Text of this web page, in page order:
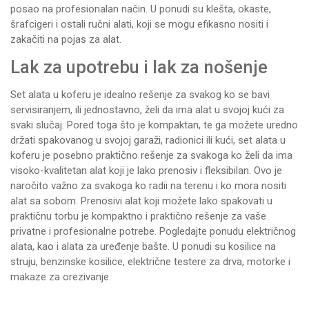
posao na profesionalan način. U ponudi su klešta, okaste,
šrafcigeri i ostali ručni alati, koji se mogu efikasno nositi i
zakačiti na pojas za alat.
Lak za upotrebu i lak za nošenje
Set alata u koferu je idealno rešenje za svakog ko se bavi
servisiranjem, ili jednostavno, želi da ima alat u svojoj kući za
svaki slučaj. Pored toga što je kompaktan, te ga možete uredno
držati spakovanog u svojoj garaži, radionici ili kući, set alata u
koferu je posebno praktično rešenje za svakoga ko želi da ima
visoko-kvalitetan alat koji je lako prenosiv i fleksibilan. Ovo je
naročito važno za svakoga ko radii na terenu i ko mora nositi
alat sa sobom. Prenosivi alat koji možete lako spakovati u
praktičnu torbu je kompaktno i praktično rešenje za vaše
privatne i profesionalne potrebe. Pogledajte ponudu električnog
alata, kao i alata za uređenje bašte. U ponudi su kosilice na
struju, benzinske kosilice, električne testere za drva, motorke i
makaze za orezivanje.